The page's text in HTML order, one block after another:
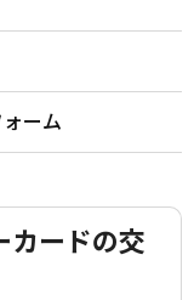
ーム
カードの交